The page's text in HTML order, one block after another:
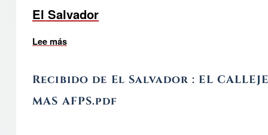
El Salvador
Lee más
Recibido de El Salvador : EL
MAS AFPS.pdf